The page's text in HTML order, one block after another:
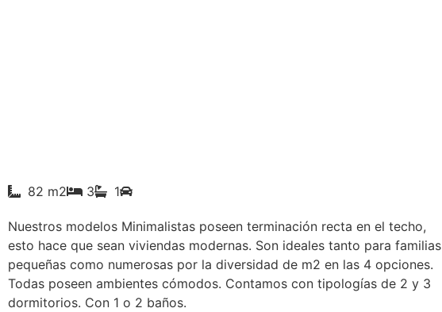
82 m2 3 1
Nuestros modelos Minimalistas poseen terminación recta en el techo,
esto hace que sean viviendas modernas. Son ideales tanto para familias
pequeñas como numerosas por la diversidad de m2 en las 4 opciones.
Todas poseen ambientes cómodos. Contamos con tipologías de 2 y 3
dormitorios. Con 1 o 2 baños.